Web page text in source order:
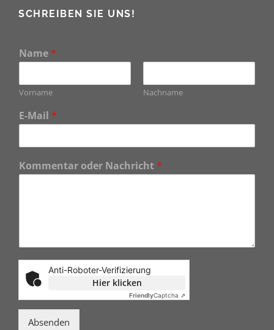
SCHREIBEN SIE UNS!
Name *
Vorname Nachname
E-Mail *
Kommentar oder Nachricht *
Anti-Roboter-Verifizierung
Hier klicken
FriendlyCaptcha ⇗
Absenden